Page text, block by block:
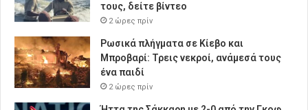
τους, δείτε βίντεο
2 ώρες πρίν
Ρωσικά πλήγματα σε Κίεβο και
Μπροβαρί: Τρεις νεκροί, ανάμεσά τους
ένα παιδί
2 ώρες πρίν